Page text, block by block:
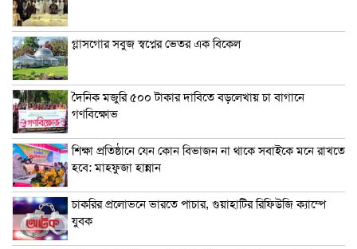
গ্লাসগোর সবুজ স্বপ্নের ভেতর এক বিকেল
দৈনিক মজুরি ৫০০ টাকার দাবিতে বড়লেখায় চা বাগানে
গণবিক্ষোভ
শিক্ষা প্রতিষ্ঠানে যেন কোন বিভাজন না থাকে সবাইকে মনে রাখতে
হবে: মাহফুজা হান্নান
চাকরির প্রলোভনে ভারতে পাচার, গুয়াহাটির রিফিউজি ক্যাম্পে
যুবক